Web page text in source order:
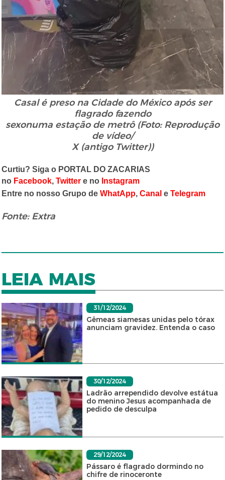
Casal é preso na Cidade do México após ser
flagrado fazendo
sexonuma estação de metrô (Foto: Reprodução
de vídeo/
X (antigo Twitter))
Curtiu? Siga o PORTAL DO ZACARIAS
no Facebook,Twitter e no Instagram
Entre no nosso Grupo deWhatApp,Canal eTelegram
Fonte: Extra
LEIA MAIS
31/12/2024
Gêmeas siamesas unidas pelo tórax
anunciam gravidez. Entenda o caso
30/12/2024
Ladrão arrependido devolve estátua
do menino Jesus acompanhada de
pedido de desculpa
29/12/2024
Pássaro é flagrado dormindo no
chifre de rinoceronte